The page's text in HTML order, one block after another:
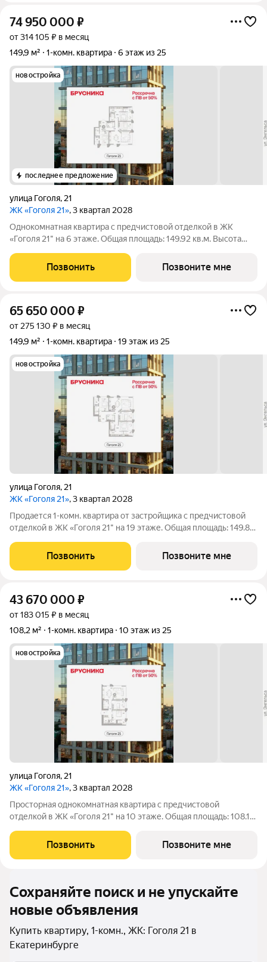
74 950 000 ₽
от 314 105 ₽ в месяц
149,9 м²
1-комн. квартира 6 этаж из 25
новостройка
последнее предложение
улица Гоголя, 21
ЖК «Гоголя 21», 3 квартал 2028
Однокомнатная квартира с предчистовой отделкой в ЖК
«Гоголя 21" на 6 этаже. Общая площадь: 149.92 кв.м. Высота
в проекте Гоголя 21. Особенности планировки: второй свет,
окна в пол,
Позвонить Позвоните мне
65 650 000 ₽
от 275 130 ₽ в месяц
149,9 м²
1-комн. квартира 19 этаж из 25
новостройка
улица Гоголя, 21
ЖК «Гоголя 21», 3 квартал 2028
Продается 1-комн. квартира от застройщика с предчистовой
отделкой в ЖК «Гоголя 21" на 19 этаже. Общая площадь: 149.89
одной спальней в проекте Гоголя 21. Особенности планировки:
окна в пол,
Позвонить Позвоните мне
43 670 000 ₽
от 183 015 ₽ в месяц
108,2 м²
1-комн. квартира 10 этаж из 25
новостройка
улица Гоголя, 21
ЖК «Гоголя 21», 3 квартал 2028
Просторная однокомнатная квартира с предчистовой
отделкой в ЖК «Гоголя 21" на 10 этаже. Общая площадь: 108.18
42 кв.м. Угловая квартира, окна oбecпeчивaют paвнoмepнoe
ocвeщeниe в тeчeниe
Позвонить Позвоните мне
Сохраняйте поиск и не упускайте
новые объявления
Купить квартиру, 1-комн., ЖК: Гоголя 21 в
Екатеринбурге